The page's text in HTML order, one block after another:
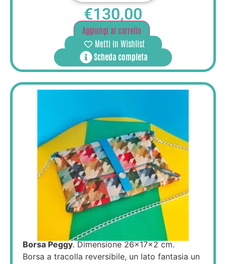
€130,00
Aggiungi al carrello
Metti in Wishlist
Scheda completa
Borsa Peggy. Dimensione 26x17x2 cm.
Borsa a tracolla reversibile, un lato fantasia un